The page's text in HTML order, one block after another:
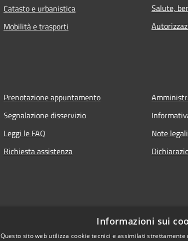
Catasto e urbanistica
Mobilità e trasporti
Salute,
Prenotazione appuntamento
Segnalazione disservizio
Leggi le FAQ
Richiesta assistenza
Note legali
Informazioni sui
Questo sito web utilizza cookie tecnici e assimilati